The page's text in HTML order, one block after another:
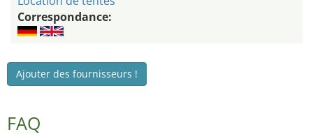
Correspondance:
Ajouter des fournisseurs !
FAQ